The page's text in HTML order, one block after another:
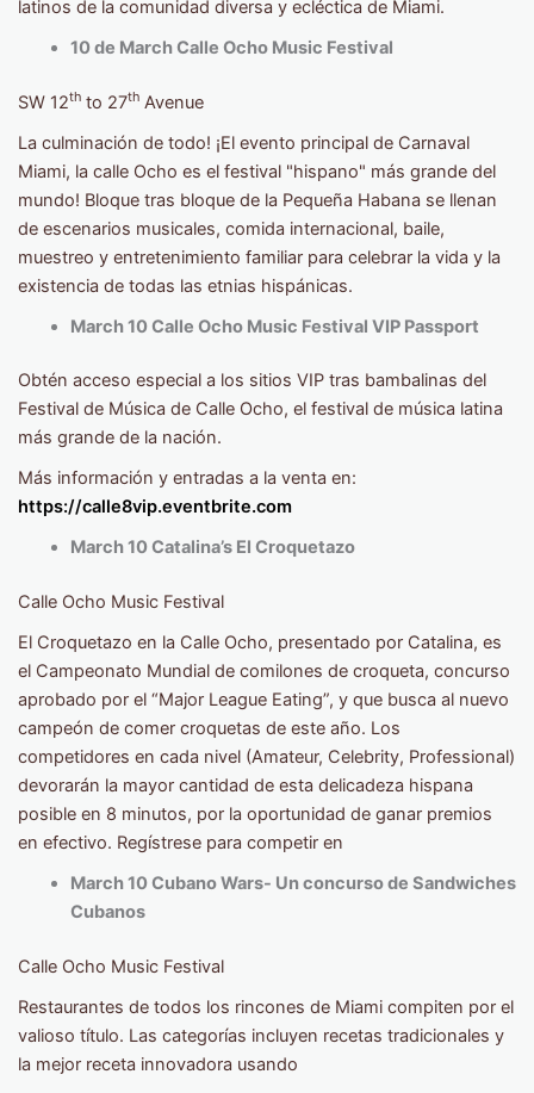
latinos de la comunidad diversa y ecléctica de Miami.
10 de March Calle Ocho Music Festival
SW 12th to 27th Avenue
La culminación de todo! ¡El evento principal de Carnaval
Miami, la calle Ocho es el festival "hispano" más grande del
mundo! Bloque tras bloque de la Pequeña Habana se llenan
de escenarios musicales, comida internacional, baile,
muestreo y entretenimiento familiar para celebrar la vida y la
existencia de todas las etnias hispánicas.
March 10 Calle Ocho Music Festival VIP Passport
Obtén acceso especial a los sitios VIP tras bambalinas del
Festival de Música de Calle Ocho, el festival de música latina
más grande de la nación.
Más información y entradas a la venta en:
https://calle8vip.eventbrite.com
March 10 Catalina’s El Croquetazo
Calle Ocho Music Festival
El Croquetazo en la Calle Ocho, presentado por Catalina, es
el Campeonato Mundial de comilones de croqueta, concurso
aprobado por el “Major League Eating”, y que busca al nuevo
campeón de comer croquetas de este año. Los
competidores en cada nivel (Amateur, Celebrity, Professional)
devorarán la mayor cantidad de esta delicadeza hispana
posible en 8 minutos, por la oportunidad de ganar premios
en efectivo. Regístrese para competir en
March 10 Cubano Wars- Un concurso de Sandwiches
Cubanos
Calle Ocho Music Festival
Restaurantes de todos los rincones de Miami compiten por el
valioso título. Las categorías incluyen recetas tradicionales y
la mejor receta innovadora usando